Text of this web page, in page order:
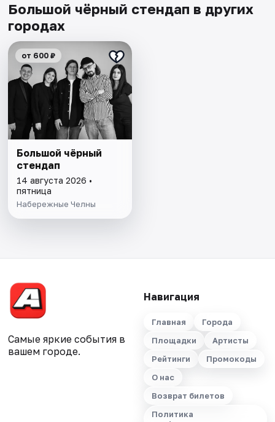
Большой чёрный стендап в других
городах
от 600 ₽
Большой чёрный
стендап
14 августа 2026 •
пятница
Набережные Челны
Самые яркие события в
вашем городе.
Навигация
Главная
Города
Площадки
Артисты
Рейтинги
Промокоды
О нас
Возврат билетов
Политика